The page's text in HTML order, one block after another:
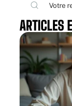
ARTICLES